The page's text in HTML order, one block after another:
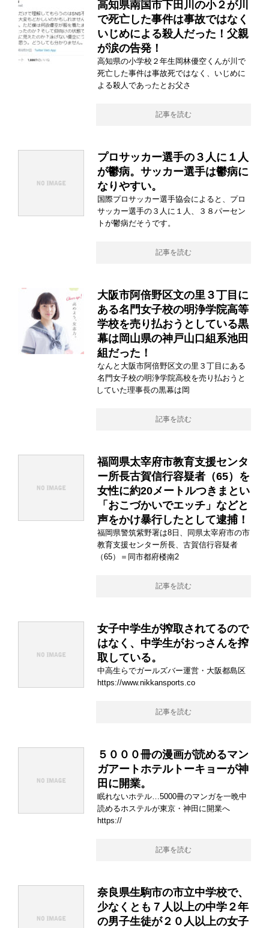
高知県南国市下田川の小２が川
で死亡した事件は事故ではなく
いじめによる殺人だった！父親
が涙の告発！
高知県の小学校２年生岡林優空くんが川で
死亡した事件は事故死ではなく、いじめに
よる殺人であったとお父さ
記事を読む
プロサッカー選手の３人に１人
が鬱病。サッカー選手は鬱病に
なりやすい。
国際プロサッカー選手協会によると、プロ
サッカー選手の３人に１人、３８パーセン
トが鬱病だそうです。
記事を読む
大阪市阿倍野区文の里３丁目に
ある名門女子校の明浄学院高等
学校を売り払おうとしている黒
幕は岡山県の神戸山口組系池田
組だった！
なんと大阪市阿倍野区文の里３丁目にある
名門女子校の明浄学院高校を売り払おうと
していた理事長の黒幕は岡
記事を読む
福岡県太宰府市教育支援センタ
ー所長古賀信行容疑者（65）を
女性に約20メートルつきまとい
「おこづかいでエッチ」などと
声をかけ暴行したとして逮捕！
福岡県警筑紫野署は8日、同県太宰府市の市
教育支援センター所長、古賀信行容疑者
（65）＝同市都府楼南2
記事を読む
女子中学生が搾取されてるので
はなく、中学生がおっさんを搾
取している。
中高生らでガールズバー運営・大阪都島区
https://www.nikkansports.co
記事を読む
５０００冊の漫画が読めるマン
ガアートホテルトーキョーが神
田に開業。
眠れないホテル…5000冊のマンガを一晩中
読めるホステルが東京・神田に開業へ
https://
記事を読む
奈良県生駒市の市立中学校で、
少なくとも７人以上の中学２年
の男子生徒が２０人以上の女子